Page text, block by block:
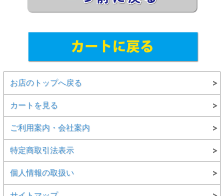
お店のトップへ戻る
カートを見る
ご利用案内・会社案内
特定商取引法表示
個人情報の取扱い